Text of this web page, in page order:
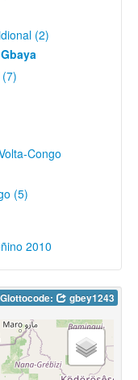
(2)
Congo
(5)
2010
Glottocode: gbey1243